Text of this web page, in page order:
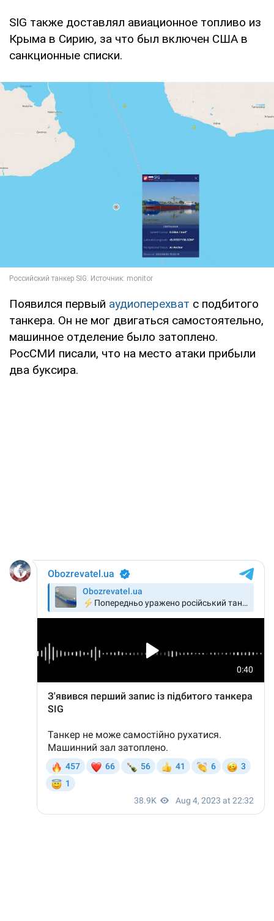
SIG также доставлял авиационное топливо из
Крыма в Сирию, за что был включен США в
санкционные списки.
Появился первый аудиоперехват с подбитого
танкера. Он не мог двигаться самостоятельно,
машинное отделение было затоплено.
РосСМИ писали, что на место атаки прибыли
два буксира.